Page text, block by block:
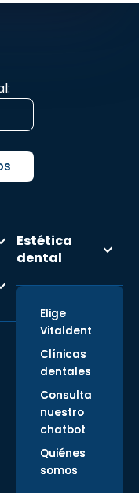
Estética
dental
Elige
Vitaldent
Clínicas
dentales
Consulta
nuestro
chatbot
Quiénes
somos